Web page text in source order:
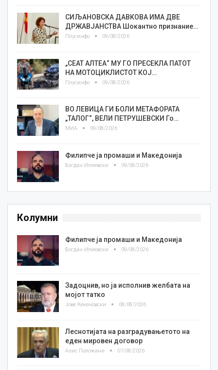
СИЉАНОВСКА ДАВКОВА ИМА ДВЕ
ДРЖАВЈАНСТВА Шокантно признание…
Плусинфо 09/08/2026
„СЕАТ АЛТЕА“ МУ ГО ПРЕСЕКЛА ПАТОТ
НА МОТОЦИКЛИСТОТ КОЈ…
Плусинфо 09/08/2026
ВО ЛЕВИЦА ГИ БОЛИ МЕТАФОРАТА
„ТАЛОГ“, ВЕЛИ ПЕТРУШЕВСКИ Го…
МИА 09/08/2026
Филипче ја промаши и Македонија
Богдан Илиевски 09/08/2026
Колумни
Филипче ја промаши и Македонија
Богдан Илиевски 09/08/2026
Задоцнив, но ја исполнив желбата на
мојот татко
Јове Кекеновски 08/08/2026
Леснотијата на разградувањетото на
еден мировен договор
Азис Положани 07/08/2026